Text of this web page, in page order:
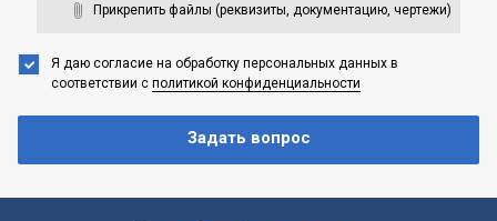
Прикрепить файлы (реквизиты, документацию, чертежи)
Я даю согласие на обработку персональных данных в
соответствии с политикой конфиденциальности